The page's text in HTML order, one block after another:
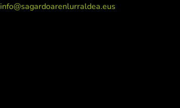
info@sagardoarenlurraldea.eus